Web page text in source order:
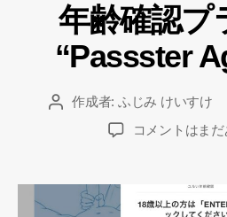
ゴ
リ
ー
年齢確認プ
“Passster
投 作成者: ふじみ けいすけ
年
プ
コメントはま